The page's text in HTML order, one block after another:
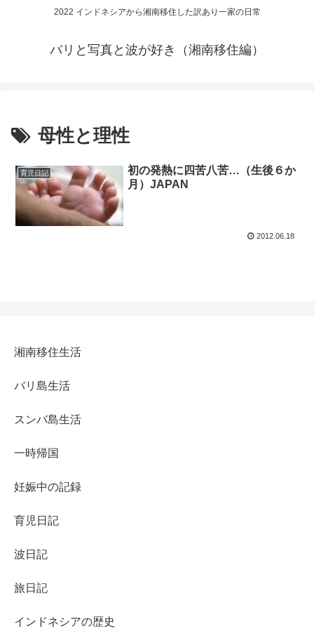
2022 インドネシアから湘南移住した訳あり一家の日常
バリと写真と波が好き（湘南移住編）
母性と理性
育児日記
初の発熱に四苦八苦…（生後６か
月）JAPAN
2012.06.18
湘南移住生活
バリ島生活
スンバ島生活
一時帰国
妊娠中の記録
育児日記
波日記
旅日記
インドネシアの歴史